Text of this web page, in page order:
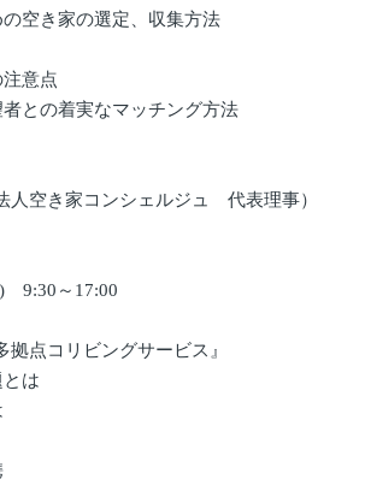
の空き家の選定、収集方法
注意点
者との着実なマッチング方法
人空き家コンシェルジュ 代表理事）
) 9:30～17:00
拠点コリビングサービス』
とは